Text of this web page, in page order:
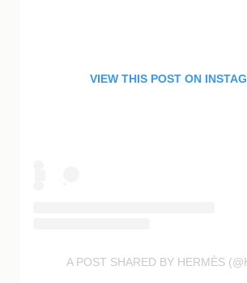
VIEW THIS POST ON
A POST SHARED BY HERMÈS